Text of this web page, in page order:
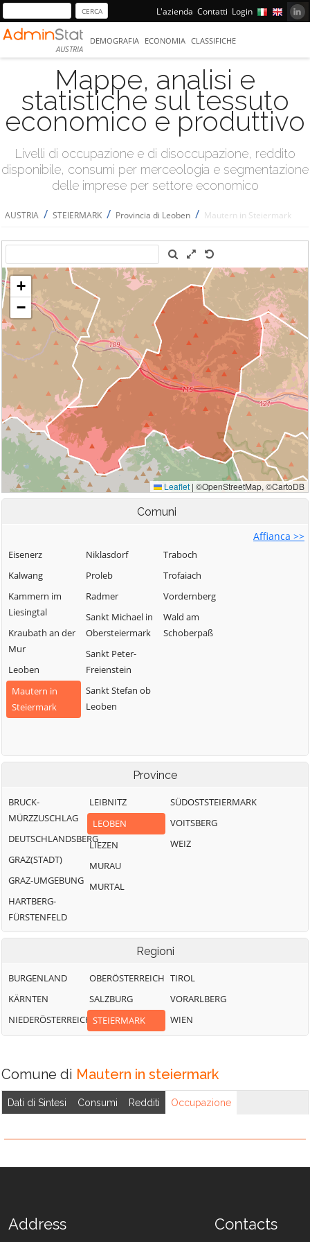
L'azienda Contatti Login
AUSTRIA
DEMOGRAFIA ECONOMIA CLASSIFICHE
Mappe, analisi e
statistiche sul tessuto
economico e produttivo
Livelli di occupazione e di disoccupazione, reddito
disponibile, consumi per merceologia e segmentazione
delle imprese per settore economico
AUSTRIA / STEIERMARK / Provincia di Leoben / Mautern in Steiermark
Comuni
Affianca >>
Eisenerz
Kalwang
Kammern im
Liesingtal
Kraubath an der
Mur
Leoben
Mautern in
Steiermark
Niklasdorf
Proleb
Radmer
Sankt Michael in
Obersteiermark
Sankt Peter-
Freienstein
Sankt Stefan ob
Leoben
Traboch
Trofaiach
Vordernberg
Wald am
Schoberpaß
Province
BRUCK-
MÜRZZUSCHLAG
DEUTSCHLANDSBERG
GRAZ(STADT)
GRAZ-UMGEBUNG
HARTBERG-
FÜRSTENFELD
LEIBNITZ
LEOBEN
LIEZEN
MURAU
MURTAL
SÜDOSTSTEIERMARK
VOITSBERG
WEIZ
Regioni
BURGENLAND
KÄRNTEN
NIEDERÖSTERREICH
OBERÖSTERREICH
SALZBURG
STEIERMARK
TIROL
VORARLBERG
WIEN
Comune di Mautern in steiermark
Dati di Sintesi Consumi Redditi Occupazione
Address Contacts